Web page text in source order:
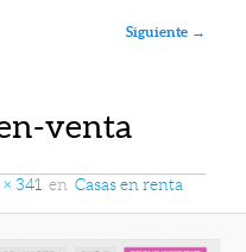
Siguiente →
venta
341 en Casas en renta